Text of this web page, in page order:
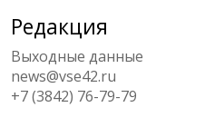
Редакция
Выходные данные
news@vse42.ru
+7 (3842) 76-79-79